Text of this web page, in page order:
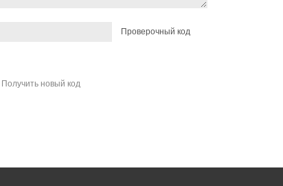
Проверочный код
Получить новый код